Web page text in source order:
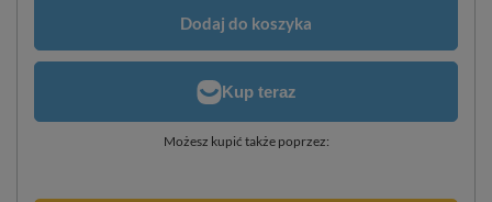
Dodaj do koszyka
Możesz kupić także poprzez: